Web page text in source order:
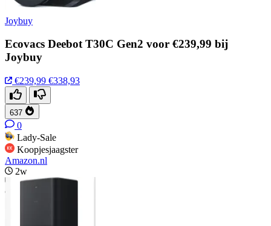
Joybuy
Ecovacs Deebot T30C Gen2 voor €239,99 bij
Joybuy
€239,99 €338,93
637
0
Lady-Sale
Koopjesjaagster
Amazon.nl
2w